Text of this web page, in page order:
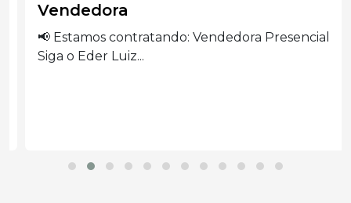
Vendedora
📢 Estamos contratando: Vendedora Presencial
Siga o Eder Luiz...